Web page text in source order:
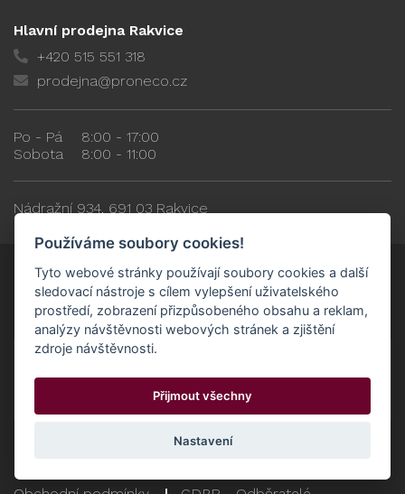
Hlavní prodejna Rakvice
+420 515 551 318
prodejna@proneco.cz
Po - Pá
8:00 - 17:00
Sobota
8:00 - 11:00
Nádražní 934, 691 03 Rakvice
Používáme soubory cookies!
Tyto webové stránky používají soubory cookies a další
sledovací nástroje s cílem vylepšení uživatelského
prostředí, zobrazení přizpůsobeného obsahu a reklam,
analýzy návštěvnosti webových stránek a zjištění
zdroje návštěvnosti.
Přijmout všechny
Nastavení